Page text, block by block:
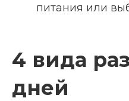
питания или
4 вида
дней